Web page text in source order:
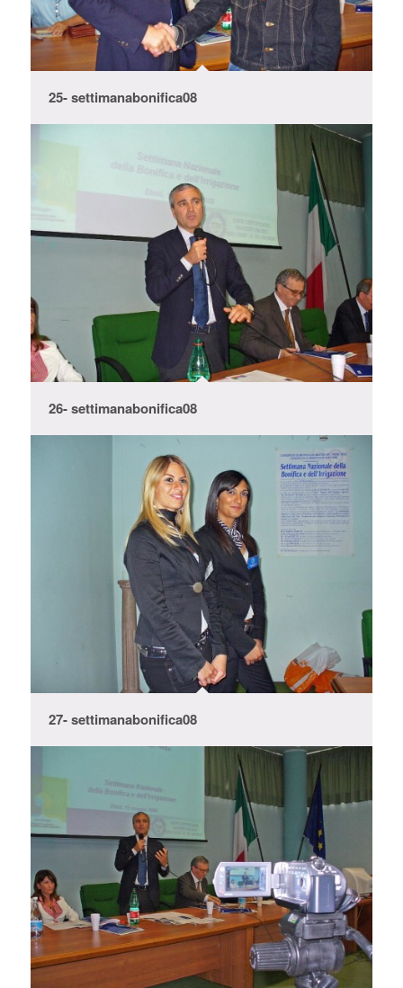
25- settimanabonifica08
26- settimanabonifica08
27- settimanabonifica08